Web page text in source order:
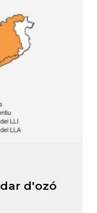
d'ozó